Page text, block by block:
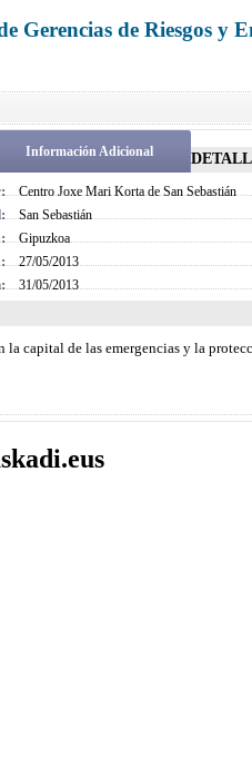
Gerencias de Riesgos y
Información Adicional
Centro Joxe Mari Korta de San Sebastián
San Sebastián
Gipuzkoa
27/05/2013
31/05/2013
la capital de las emergencias y la